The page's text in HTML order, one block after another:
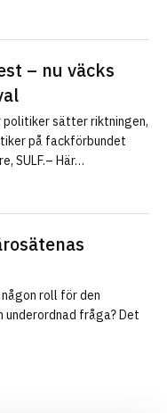
– nu väcks
sätter riktningen,
på fackförbundet
SULF.– Här…
roll för den
fråga? Det